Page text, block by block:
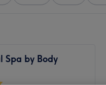
Spa by Body